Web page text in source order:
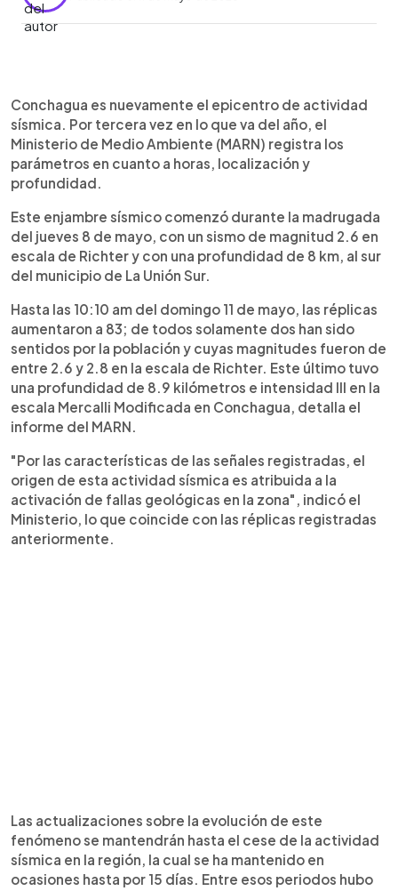
Escuchar artículo
Conchagua es nuevamente el epicentro de actividad
sísmica. Por tercera vez en lo que va del año, el
Ministerio de Medio Ambiente (MARN) registra los
parámetros en cuanto a horas, localización y
profundidad.
Este enjambre sísmico comenzó durante la madrugada
del jueves 8 de mayo, con un sismo de magnitud 2.6 en
escala de Richter y con una profundidad de 8 km, al sur
del municipio de La Unión Sur.
Hasta las 10:10 am del domingo 11 de mayo, las réplicas
aumentaron a 83; de todos solamente dos han sido
sentidos por la población y cuyas magnitudes fueron de
entre 2.6 y 2.8 en la escala de Richter. Este último tuvo
una profundidad de 8.9 kilómetros e intensidad III en la
escala Mercalli Modificada en Conchagua, detalla el
informe del MARN.
"Por las características de las señales registradas, el
origen de esta actividad sísmica es atribuida a la
activación de fallas geológicas en la zona", indicó el
Ministerio, lo que coincide con las réplicas registradas
anteriormente.
Las actualizaciones sobre la evolución de este
fenómeno se mantendrán hasta el cese de la actividad
sísmica en la región, la cual se ha mantenido en
ocasiones hasta por 15 días. Entre esos periodos hubo